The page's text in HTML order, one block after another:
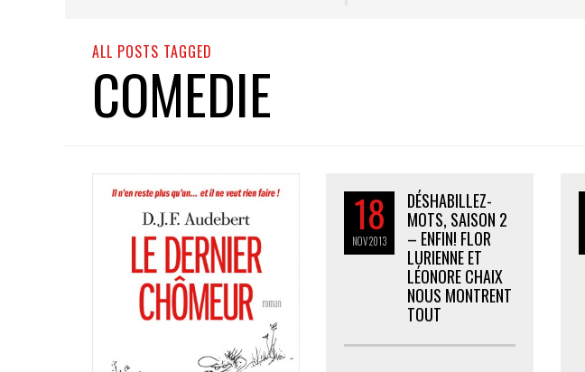
ALL POSTS TAGGED
COMEDIE
18
NOV2013
DÉSHABILLEZ-
MOTS, SAISON 2
– ENFIN! FLOR
LURIENNE ET
LÉONORE CHAIX
NOUS MONTRENT
TOUT